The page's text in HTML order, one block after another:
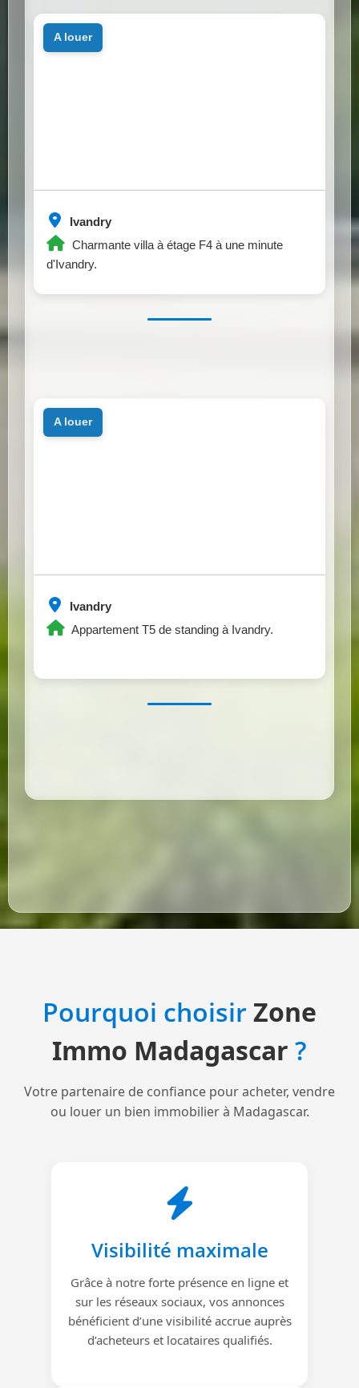
Ivandry
Charmante villa à étage F4 à une minute
d'Ivandry.
a louer
Ivandry
Appartement T5 de standing à Ivandry.
a louer
Pourquoi choisirZone
Immo Madagascar ?
Votre partenaire de confiance pour acheter, vendre
ou louer un bien immobilier à Madagascar.
Visibilité maximale
Grâce à notre forte présence en ligne et
sur les réseaux sociaux, vos annonces
bénéficient d’une visibilité accrue auprès
d’acheteurs et locataires qualifiés.